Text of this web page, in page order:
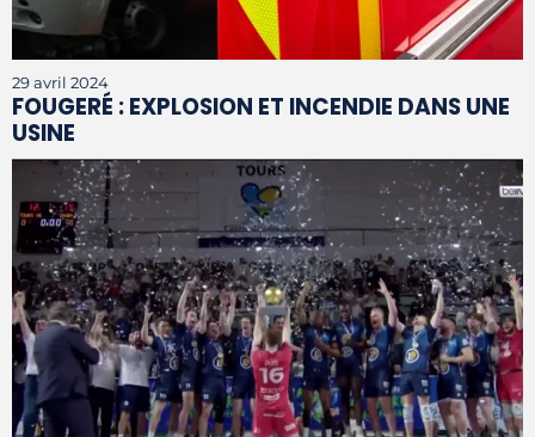
29 avril 2024
FOUGERÉ : EXPLOSION ET INCENDIE DANS UNE
USINE